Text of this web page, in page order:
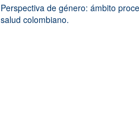
Perspectiva de género: ámbito
salud colombiano.